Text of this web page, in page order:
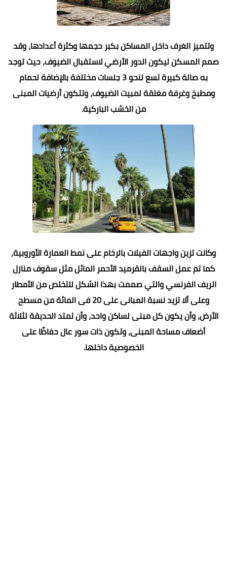
وتتميز الغرف داخل المساكن بكبر حجمها وكثرة أعدادها، وقد
صمم المسكن ليكون الدور الأرضي لاستقبال الضيوف، حيث توجد
به صالة كبيرة تسع لنحو 3 جلسات مختلفة بالإضافة لحمام
ومطبخ وغرفة مغلقة لمبيت الضيوف، وتتكون أرضيات المبنى
من الخشب الباركية.
وكانت تزين واجهات الفيلات بالرخام على نمط العمارة الأوروبية،
كما تم عمل السقف بالقرميد الأحمر المائل مثل سقوف منازل
الريف الفرنسي والتي صممت بهذا الشكل للتخلص من الأمطار
وعلى ألا تزيد نسبة المبانى على 20 فى المائة من مسطح
الأرض، وأن يكون كل مبنى لساكن واحد، وأن تمتد الحديقة لثلاثة
أضعاف مساحة المبنى، وتكون ذات سور عال حفاظًا على
الخصوصية داخلها.